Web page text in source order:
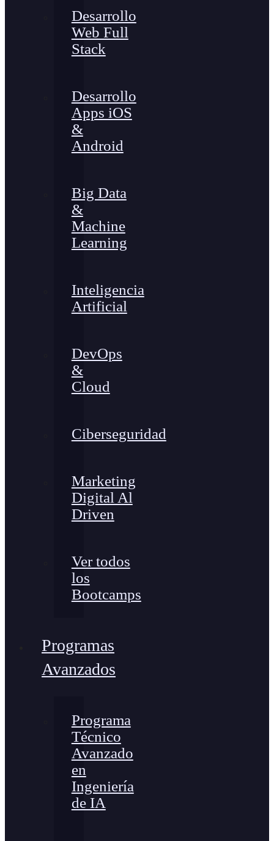
Desarrollo
Web Full
Stack
Desarrollo
Apps iOS
&
Android
Big Data
&
Machine
Learning
Inteligencia
Artificial
DevOps
&
Cloud
Ciberseguridad
Marketing
Digital Al
Driven
Ver todos
los
Bootcamps
Programas
Avanzados
Programa
Técnico
Avanzado
en
Ingeniería
de IA